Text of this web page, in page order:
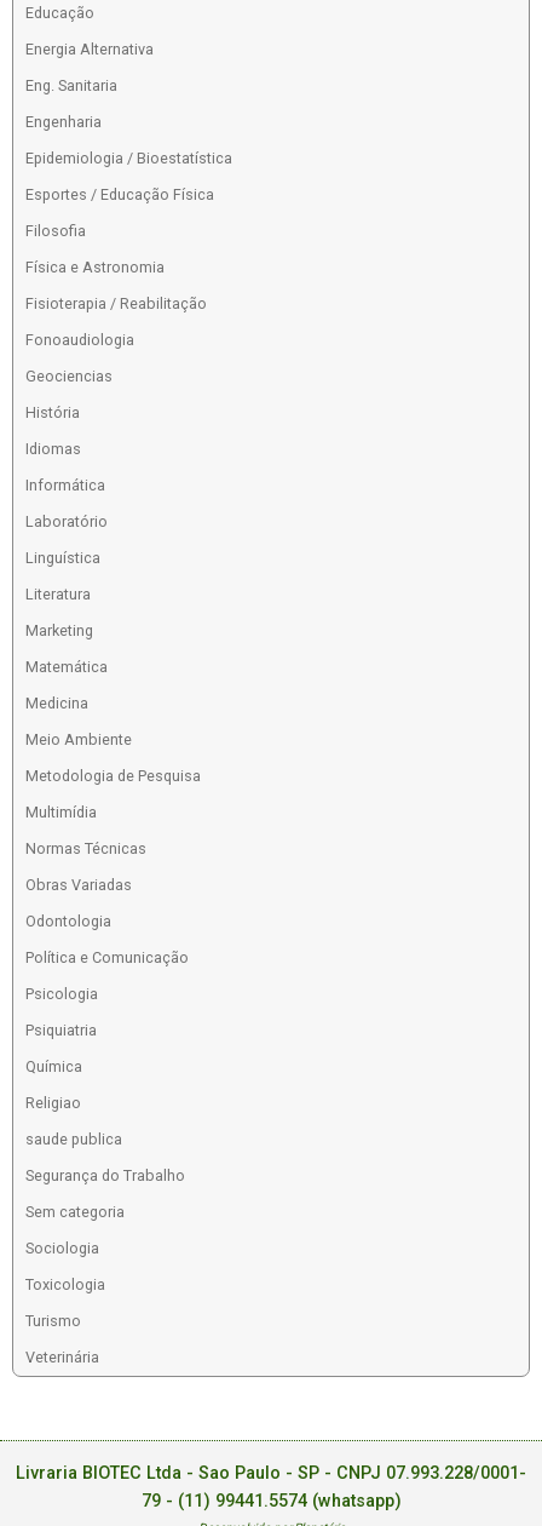
Educação
Energia Alternativa
Eng. Sanitaria
Engenharia
Epidemiologia / Bioestatística
Esportes / Educação Física
Filosofia
Física e Astronomia
Fisioterapia / Reabilitação
Fonoaudiologia
Geociencias
História
Idiomas
Informática
Laboratório
Linguística
Literatura
Marketing
Matemática
Medicina
Meio Ambiente
Metodologia de Pesquisa
Multimídia
Normas Técnicas
Obras Variadas
Odontologia
Política e Comunicação
Psicologia
Psiquiatria
Química
Religiao
saude publica
Segurança do Trabalho
Sem categoria
Sociologia
Toxicologia
Turismo
Veterinária
Livraria BIOTEC Ltda - Sao Paulo - SP - CNPJ 07.993.228/0001-
79 - (11) 99441.5574 (whatsapp)